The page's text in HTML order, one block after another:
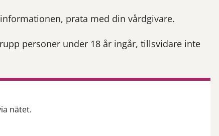
prata med din vårdgivare.
personer under 18 år ingår, tillsvidare inte
nätet.